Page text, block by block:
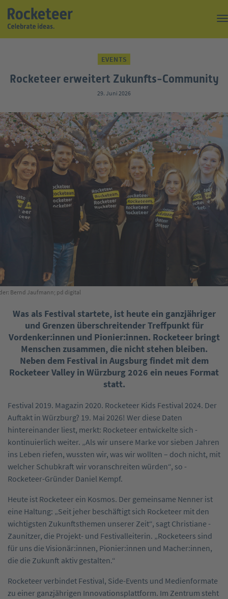
Magazin
Suche
Über uns
Kontakt
EVENTS
Rocketeer erweitert Zukunfts-Community
29. Juni 2026
Bernd Jaufmann; pd digital
Was als Festival startete, ist heute ein ganzjähriger
und Grenzen überschreitender Treffpunkt für
Vordenker:innen und Pionier:innen. Rocketeer bringt
Menschen zusammen, die nicht stehen bleiben.
Neben dem Festival in Augsburg findet mit dem
Rocketeer Valley in Würzburg 2026 ein neues Format
statt.
Festival 2019. Magazin 2020. Rocketeer Kids Festival 2024. Der
Auftakt in Würzburg? 19. Mai 2026! Wer diese Daten
hintereinander liest, merkt: Rocketeer entwickelte sich ­
kontinuierlich weiter. „Als wir unsere Marke vor sieben Jahren
ins Leben riefen, wussten wir, was wir ­wollten – doch nicht, mit
welcher Schubkraft wir voranschreiten ­würden“, so ­
Rocketeer-Gründer Daniel Kempf.
Heute ist Rocketeer ein Kosmos. Der ­gemeinsame Nenner ist
eine Haltung: „Seit jeher beschäftigt sich Rocketeer mit den
wichtigsten Zukunfts­themen unserer Zeit“, sagt Christiane ­
Zaunitzer, die Projekt- und Festivalleiterin. ­„Rocketeers sind
für uns die Visionär:innen, Pionier:innen und Macher:innen,
die die Zukunft aktiv gestalten.“
Rocketeer verbindet Festival, Side-Events und Medienformate
zu einer ganzjährigen Innovationsplattform. Im Zentrum steht